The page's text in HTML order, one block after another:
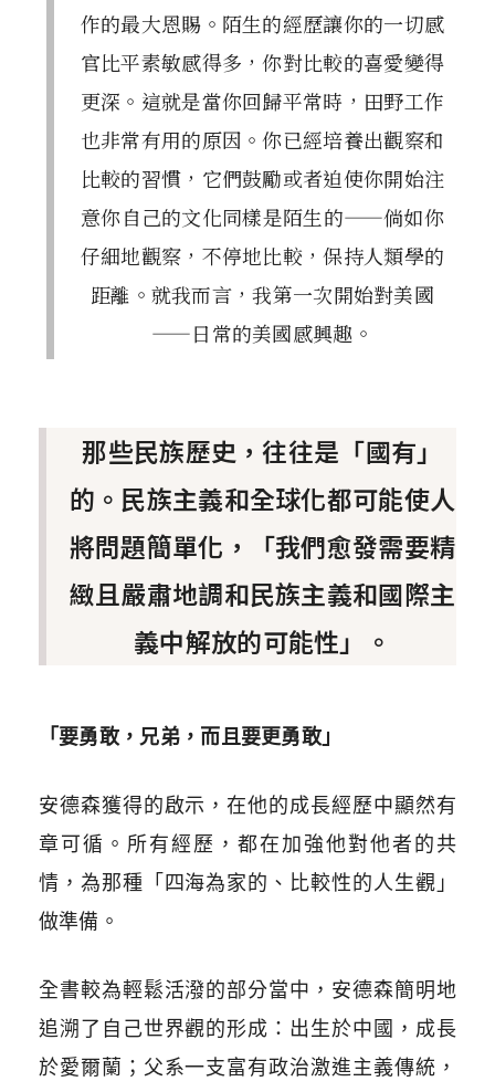
作的最大恩賜。陌生的經歷讓你的一切感
官比平素敏感得多，你對比較的喜愛變得
更深。這就是當你回歸平常時，田野工作
也非常有用的原因。你已經培養出觀察和
比較的習慣，它們鼓勵或者迫使你開始注
意你自己的文化同樣是陌生的——倘如你
仔細地觀察，不停地比較，保持人類學的
距離。就我而言，我第一次開始對美國
——日常的美國感興趣。
那些民族歷史，往往是「國有」
的。民族主義和全球化都可能使人
將問題簡單化，「我們愈發需要精
緻且嚴肅地調和民族主義和國際主
義中解放的可能性」。
「要勇敢，兄弟，而且要更勇敢」
安德森獲得的啟示，在他的成長經歷中顯然有
章可循。所有經歷，都在加強他對他者的共
情，為那種「四海為家的、比較性的人生觀」
做準備。
全書較為輕鬆活潑的部分當中，安德森簡明地
追溯了自己世界觀的形成：出生於中國，成長
於愛爾蘭；父系一支富有政治激進主義傳統，